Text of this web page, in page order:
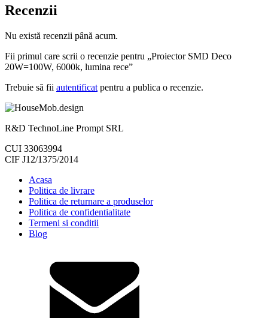
Recenzii
Nu există recenzii până acum.
Fii primul care scrii o recenzie pentru „Proiector SMD Deco
20W=100W, 6000k, lumina rece”
Trebuie să fii autentificat pentru a publica o recenzie.
R&D TechnoLine Prompt SRL
CUI 33063994
CIF J12/1375/2014
Acasa
Politica de livrare
Politica de returnare a produselor
Politica de confidentialitate
Termeni si conditii
Blog